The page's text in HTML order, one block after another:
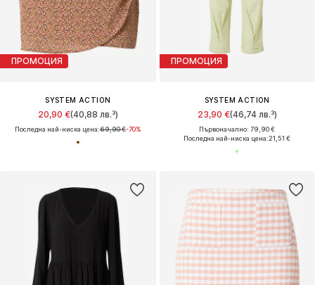
ПРОМОЦИЯ
SYSTEM ACTION
20,90 €(40,88 лв.³)
Последна най-ниска цена:69,90 €-70%
ПРОМОЦИЯ
SYSTEM ACTION
23,90 €(46,74 лв.³)
Първоначално: 79,90 €
Последна най-ниска цена:21,51 €